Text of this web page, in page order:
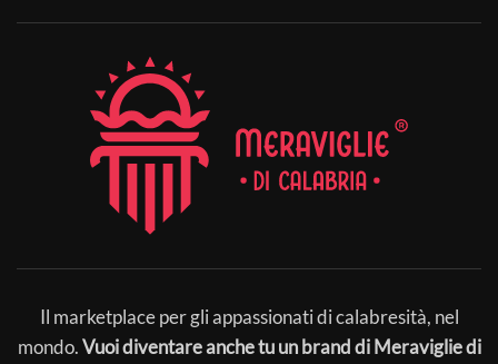
Il marketplace per gli appassionati di calabresità, nel
mondo.Vuoi diventare anche tu un brand di Meraviglie di